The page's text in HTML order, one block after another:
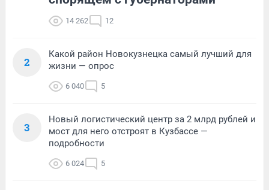
14 262 12
2
Какой район Новокузнецка самый лучший для
жизни — опрос
6 040 5
3
Новый логистический центр за 2 млрд рублей и
мост для него отстроят в Кузбассе —
подробности
6 024 5